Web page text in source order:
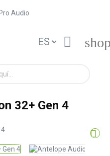

32+ Gen 4
